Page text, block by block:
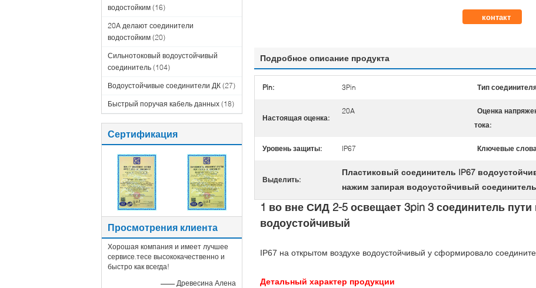
водостойким (16)
20А делают соединители
водостойким (20)
Сильнотоковый водоустойчивый
соединитель (104)
Водоустойчивые соединители ДК (27)
Быстрый поручая кабель данных (18)
Сертификация
Просмотрения клиента
Хорошая компания и имеет лучшее
сервисе.тесе высококачественно и
быстро как всегда!
—— Древесина Алена
контакт
Подробное описание продукта
Pin: 3Pin Тип
Настоящая оценка:
20A
Оценка
тока:
Уровень защиты: IP67 Ключевые
Выделить:
Пластиковый соединитель IP67
нажим запирая водоустойчивый
1 во вне СИД 2-5 освещает 3pin 3 соединитель пути
водоустойчивый
IP67 на открытом воздухе водоустойчивый y сформировало
Детальный характер продукции